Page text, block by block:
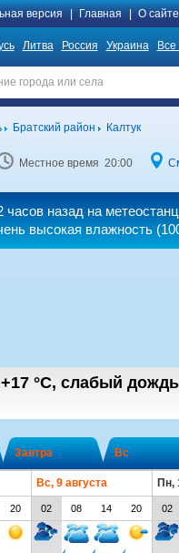
версия Главная О сайте
Литва Россия Украина
Братский район Калтук
Местное время 20:00
часов назад на
высокая влажность
°C, cлабый
Завтра Вс
Вс, 9 августа Пн,
20 02 08 14 20 02